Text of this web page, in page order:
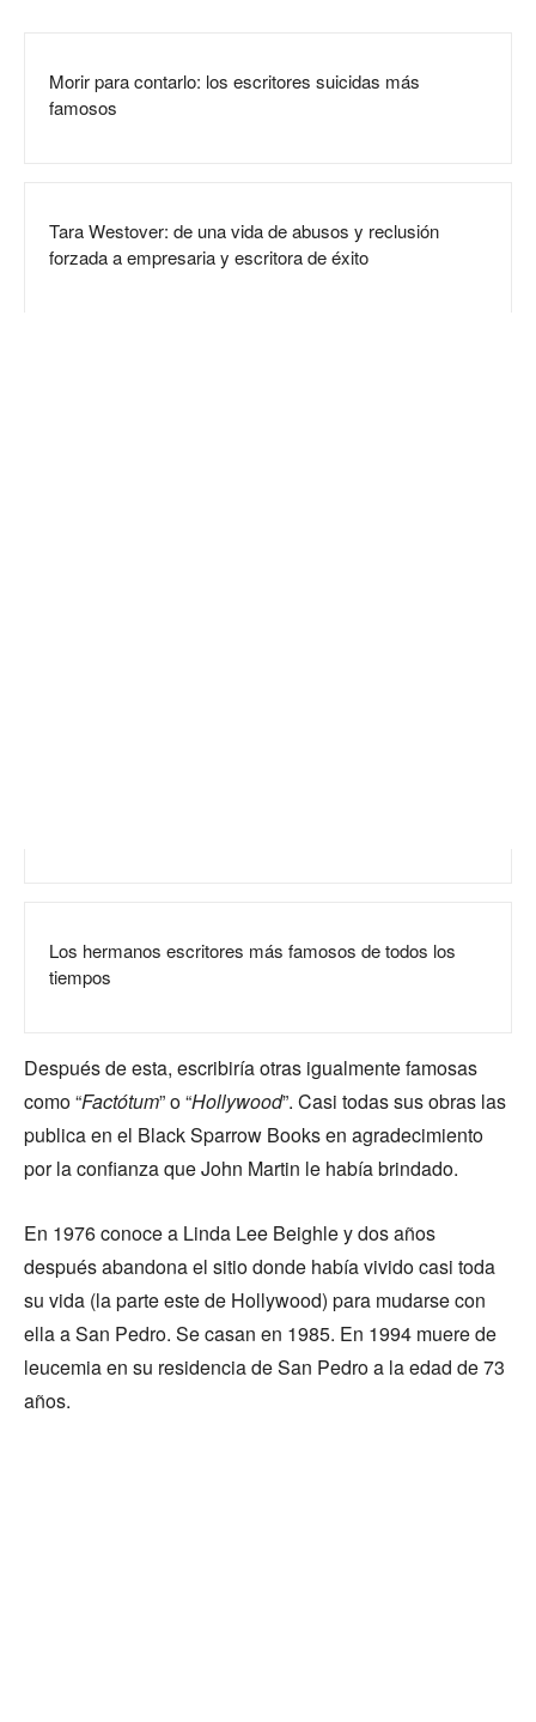
Morir para contarlo: los escritores suicidas más
famosos
Tara Westover: de una vida de abusos y reclusión
forzada a empresaria y escritora de éxito
Los hermanos escritores más famosos de todos los
tiempos
Después de esta, escribiría otras igualmente famosas
como “Factótum” o “Hollywood”. Casi todas sus obras las
publica en el Black Sparrow Books en agradecimiento
por la confianza que John Martin le había brindado.
En 1976 conoce a Linda Lee Beighle y dos años
después abandona el sitio donde había vivido casi toda
su vida (la parte este de Hollywood) para mudarse con
ella a San Pedro. Se casan en 1985. En 1994 muere de
leucemia en su residencia de San Pedro a la edad de 73
años.